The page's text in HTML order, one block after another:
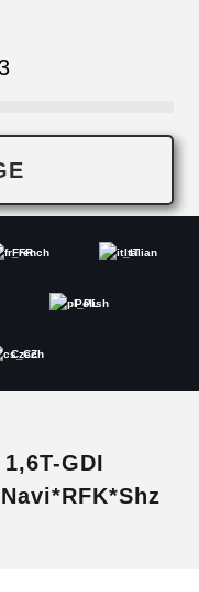
French Italian
Polish
Czech
GDI